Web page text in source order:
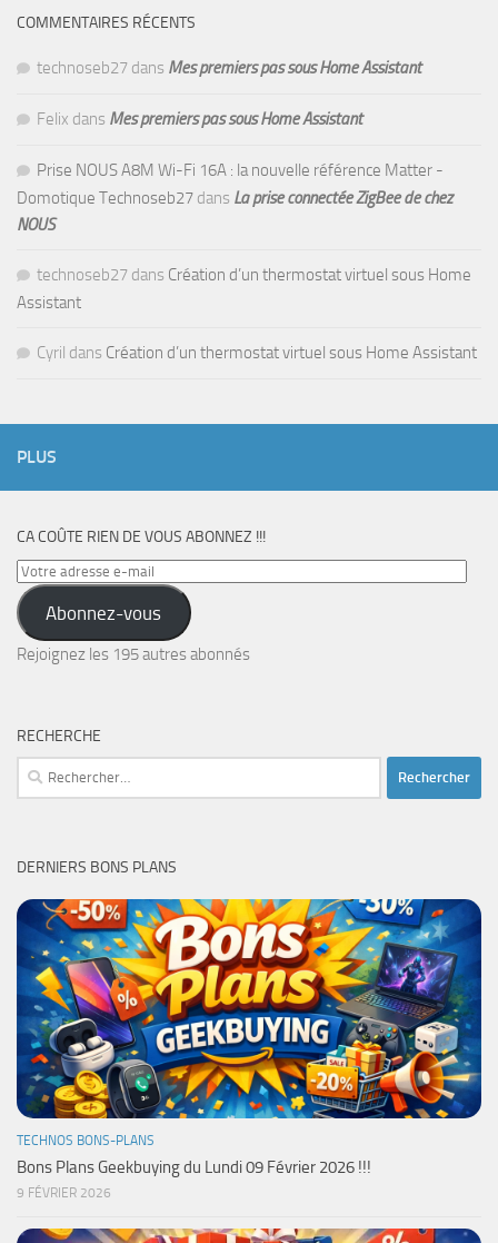
COMMENTAIRES RÉCENTS
technoseb27 dans Mes premiers pas sous Home Assistant
Felix dans Mes premiers pas sous Home Assistant
Prise NOUS A8M Wi-Fi 16A : la nouvelle référence Matter -
Domotique Technoseb27 dans La prise connectée ZigBee de chez
NOUS
technoseb27 dans Création d’un thermostat virtuel sous Home
Assistant
Cyril dans Création d’un thermostat virtuel sous Home Assistant
PLUS
CA COÛTE RIEN DE VOUS ABONNEZ !!!
Votre
adresse
e-
mail
Abonnez-vous
Rejoignez les 195 autres abonnés
RECHERCHE
Rechercher :
DERNIERS BONS PLANS
TECHNOS BONS-PLANS
Bons Plans Geekbuying du Lundi 09 Février 2026 !!!
9 FÉVRIER 2026